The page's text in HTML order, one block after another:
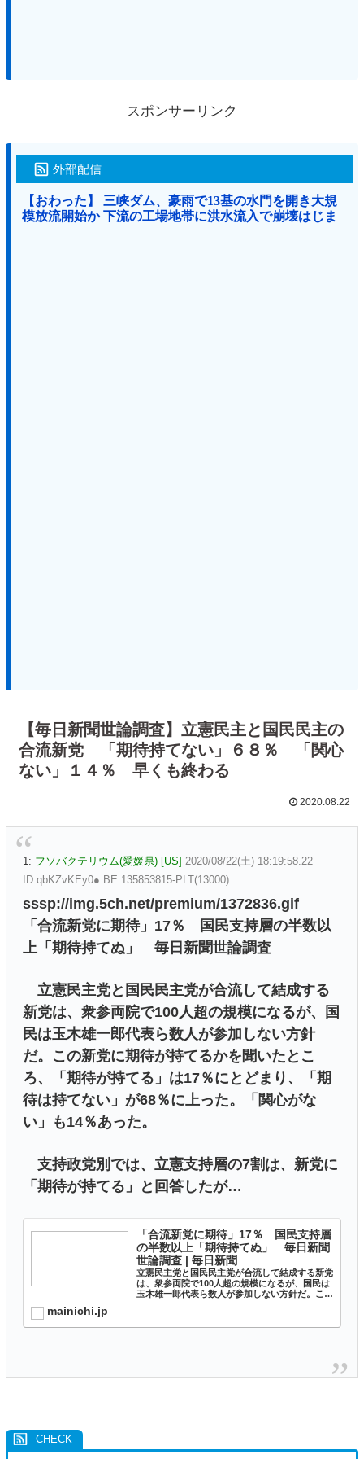
スポンサーリンク
外部配信
【おわった】 三峡ダム、豪雨で13基の水門を開き大規
模放流開始か 下流の工場地帯に洪水流入で崩壊はじま
る
【毎日新聞世論調査】立憲民主と国民民主の
合流新党 「期待持てない」６８％ 「関心
ない」１４％ 早くも終わる
2020.08.22
1: フソバクテリウム(愛媛県) [US] 2020/08/22(土) 18:19:58.22
ID:qbKZvKEy0● BE:135853815-PLT(13000)
sssp://img.5ch.net/premium/1372836.gif
「合流新党に期待」17％ 国民支持層の半数以
上「期待持てぬ」 毎日新聞世論調査
立憲民主党と国民民主党が合流して結成する
新党は、衆参両院で100人超の規模になるが、国
民は玉木雄一郎代表ら数人が参加しない方針
だ。この新党に期待が持てるかを聞いたとこ
ろ、「期待が持てる」は17％にとどまり、「期
待は持てない」が68％に上った。「関心がな
い」も14％あった。
支持政党別では、立憲支持層の7割は、新党に
「期待が持てる」と回答したが…
「合流新党に期待」17％ 国民支持層
の半数以上「期待持てぬ」 毎日新聞
世論調査 | 毎日新聞
立憲民主党と国民民主党が合流して結成する新党
は、衆参両院で100人超の規模になるが、国民は
玉木雄一郎代表ら数人が参加しない方針だ。この
い」が68％に上った...
mainichi.jp